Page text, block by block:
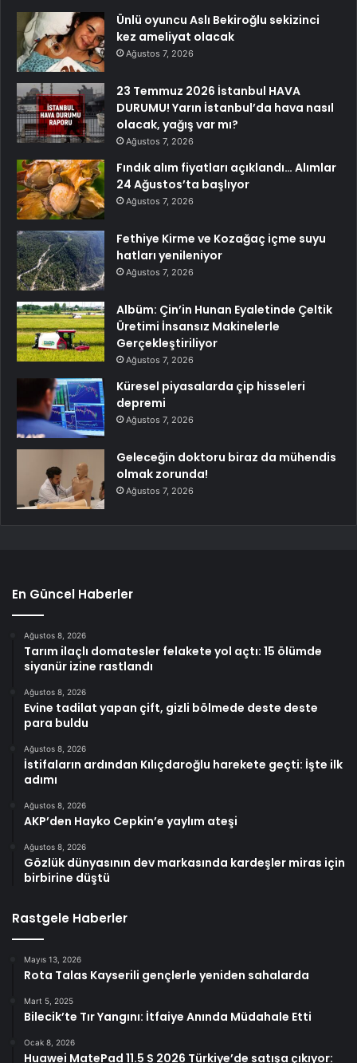
Ünlü oyuncu Aslı Bekiroğlu sekizinci
kez ameliyat olacak
Ağustos 7, 2026
23 Temmuz 2026 İstanbul HAVA
DURUMU! Yarın İstanbul’da hava nasıl
olacak, yağış var mı?
Ağustos 7, 2026
Fındık alım fiyatları açıklandı… Alımlar
24 Ağustos’ta başlıyor
Ağustos 7, 2026
Fethiye Kirme ve Kozağaç içme suyu
hatları yenileniyor
Ağustos 7, 2026
Albüm: Çin’in Hunan Eyaletinde Çeltik
Üretimi İnsansız Makinelerle
Gerçekleştiriliyor
Ağustos 7, 2026
Küresel piyasalarda çip hisseleri
depremi
Ağustos 7, 2026
Geleceğin doktoru biraz da mühendis
olmak zorunda!
Ağustos 7, 2026
En Güncel Haberler
Ağustos 8, 2026
Tarım ilaçlı domatesler felakete yol açtı: 15 ölümde
siyanür izine rastlandı
Ağustos 8, 2026
Evine tadilat yapan çift, gizli bölmede deste deste
para buldu
Ağustos 8, 2026
İstifaların ardından Kılıçdaroğlu harekete geçti: İşte ilk
adımı
Ağustos 8, 2026
AKP’den Hayko Cepkin’e yaylım ateşi
Ağustos 8, 2026
Gözlük dünyasının dev markasında kardeşler miras için
birbirine düştü
Rastgele Haberler
Mayıs 13, 2026
Rota Talas Kayserili gençlerle yeniden sahalarda
Mart 5, 2025
Bilecik’te Tır Yangını: İtfaiye Anında Müdahale Etti
Ocak 8, 2026
Huawei MatePad 11.5 S 2026 Türkiye’de satışa çıkıyor: